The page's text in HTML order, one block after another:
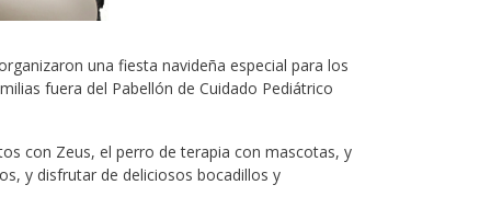
una fiesta navideña especial para los
fuera del Pabellón de Cuidado Pediátrico
con Zeus, el perro de terapia con mascotas, y
y disfrutar de deliciosos bocadillos y